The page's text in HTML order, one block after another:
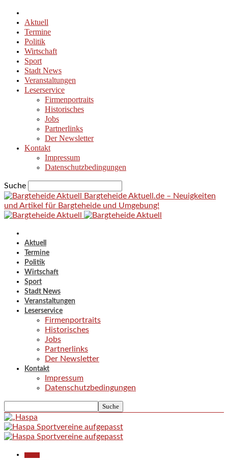
Aktuell
Termine
Politik
Wirtschaft
Sport
Stadt News
Veranstaltungen
Leserservice
Firmenportraits
Historisches
Jobs
Partnerlinks
Der Newsletter
Kontakt
Impressum
Datenschutzbedingungen
Suche
Bargteheide Aktuell.de – Neuigkeiten
und Artikel für Bargteheide und Umgebung!
Aktuell
Termine
Politik
Wirtschaft
Sport
Stadt News
Veranstaltungen
Leserservice
Firmenportraits
Historisches
Jobs
Partnerlinks
Der Newsletter
Kontakt
Impressum
Datenschutzbedingungen